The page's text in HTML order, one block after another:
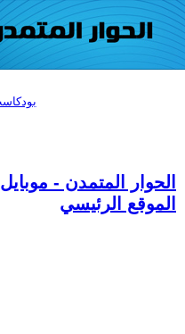
الحوار المتمدن - موبايل
الموقع الرئيسي